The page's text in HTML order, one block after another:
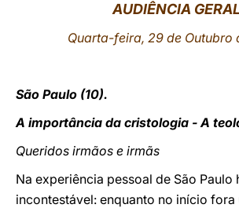
AUDIÊNCIA GERAL
Quarta-feira, 29 de Outubro
São Paulo (10).
A importância da cristologia - A
Queridos irmãos e irmãs
Na experiência pessoal de São Paulo
incontestável: enquanto no início